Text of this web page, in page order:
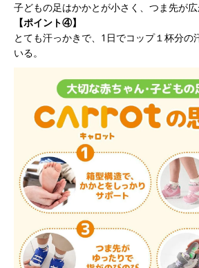
子どもの足はかかとが小さく、つま先が広
【ポイント④】
とても汗っかきで、1日でコップ１杯分の
いる。